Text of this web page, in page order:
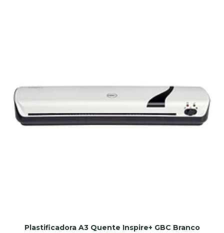
Plastificadora A3 Quente Inspire+ GBC Branco